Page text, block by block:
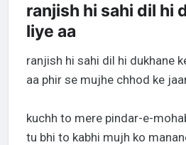
ranjish hi sahi dil hi
liye aa
ranjish hi sahi dil hi dukhane
aa phir se mujhe chhod ke
kuchh to mere pindar-e-
tu bhi to kabhi mujh ko